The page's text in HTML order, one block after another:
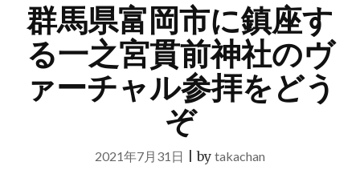
群馬県富岡市に鎮座す
る一之宮貫前神社のヴ
ァーチャル参拝をどう
ぞ
2021年7月31日 |by takachan